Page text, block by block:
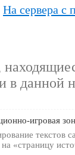
На сервера с
«Душа
в данной
игровая
текстов
«страницу